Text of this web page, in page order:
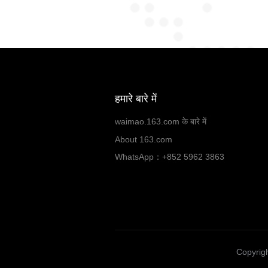
हमारे बारे में
waimao.163.com के बारे में
About 163.com
WhatsApp：+852 5962 3863